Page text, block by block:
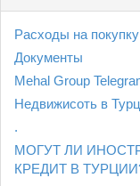
Расходы на
Документы
Mehal Group
Недвижисоть в
.
МОГУТ ЛИ
КРЕДИТ В